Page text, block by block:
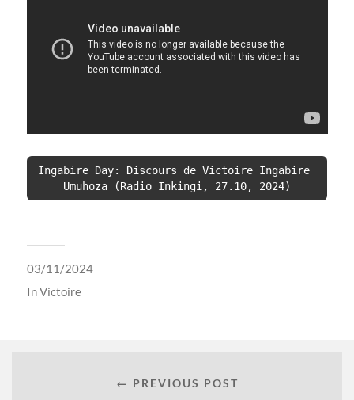
Ingabire Day: Discours de Victoire Ingabire
Umuhoza (Radio Inkingi, 27.10, 2024)
03/11/2024
InVictoire
← PREVIOUS POST